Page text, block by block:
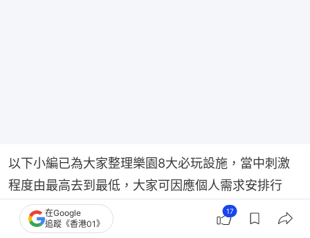
以下小編已為大家整理樂園8大必玩設施，當中刺激
程度由最高去到最低，大家可因應個人需求安排行
程！
在Google
追蹤《香港01》
17